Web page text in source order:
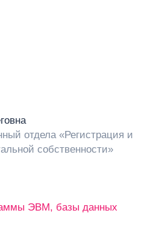
отдела «Регистрация и
собственности»
ЭВМ, базы данных